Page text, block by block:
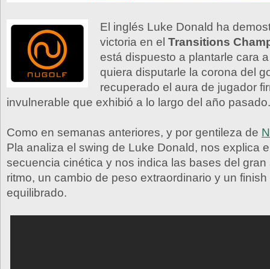
El inglés Luke Donald ha
victoria en el Transitions
está dispuesto a plantarle cara
quiera disputarle la corona del
recuperado el aura de jugador
invulnerable que exhibió a lo largo del año pasado.
Como en semanas anteriores, y por gentileza de
Pla analiza el swing de Luke Donald, nos explica
secuencia cinética y nos indica las bases del gran
ritmo, un cambio de peso extraordinario y un
equilibrado.